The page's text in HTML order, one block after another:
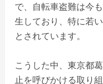
で、自転車盗難は今
生しており、特に若
とされています。
こうした中、東京都
止を呼びかける取り